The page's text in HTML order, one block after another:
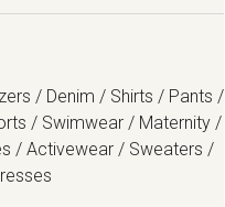
/ Denim / Shirts / Pants /
/ Swimwear / Maternity /
/ Activewear / Sweaters /